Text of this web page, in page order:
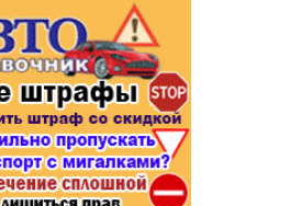
Телекоммуникации и связь